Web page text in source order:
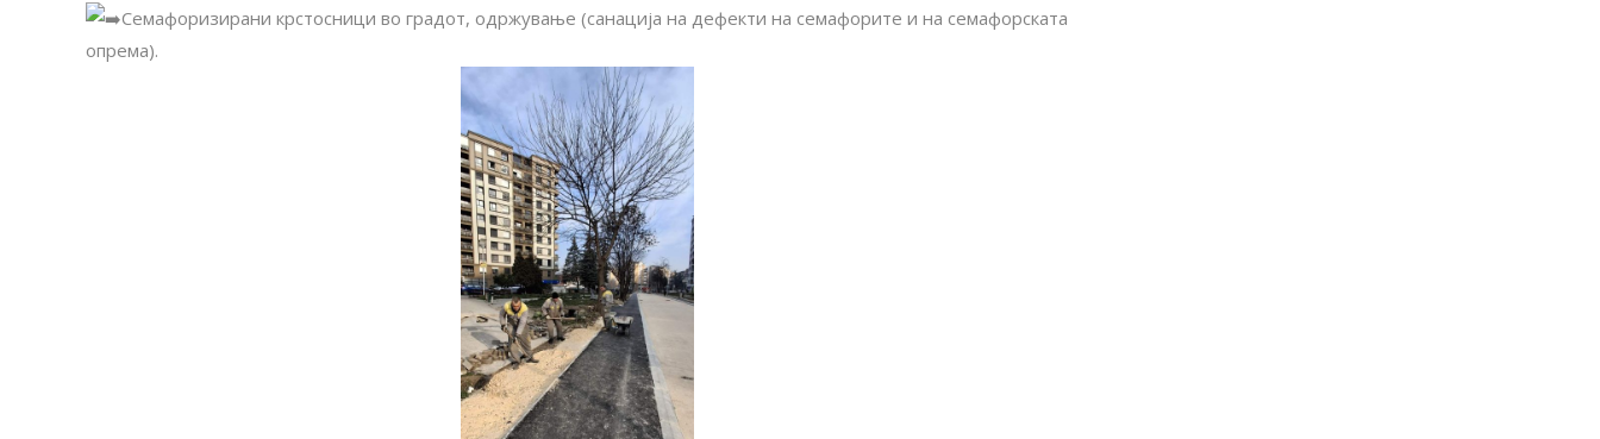
Семафоризирани крстосници во градот, одржување (санација на дефекти на семафорите и на семафорската
опрема).